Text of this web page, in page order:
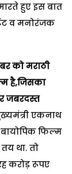
हुए इस बात
व मनोरंजक
को मराठी
है,जिसका
जबरदस्त
एकनाथ
फिल्म
था. तो
करोड़ रूपए